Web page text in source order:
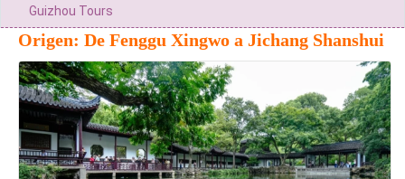
Guizhou Tours
Origen: De Fenggu Xingwo a Jichang Shanshui